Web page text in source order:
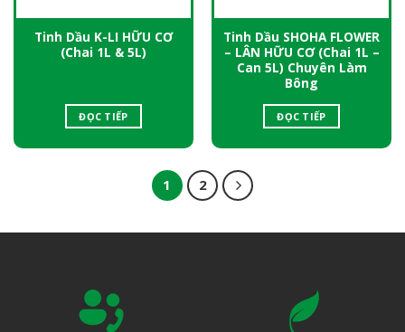
Tinh Dầu K-LI HỮU CƠ
(Chai 1L & 5L)
ĐỌC TIẾP
Tinh Dầu SHOHA FLOWER
– LÂN HỮU CƠ (Chai 1L –
Can 5L) Chuyên Làm
Bông
ĐỌC TIẾP
1 2